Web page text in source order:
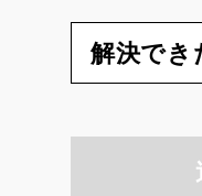
解決でき